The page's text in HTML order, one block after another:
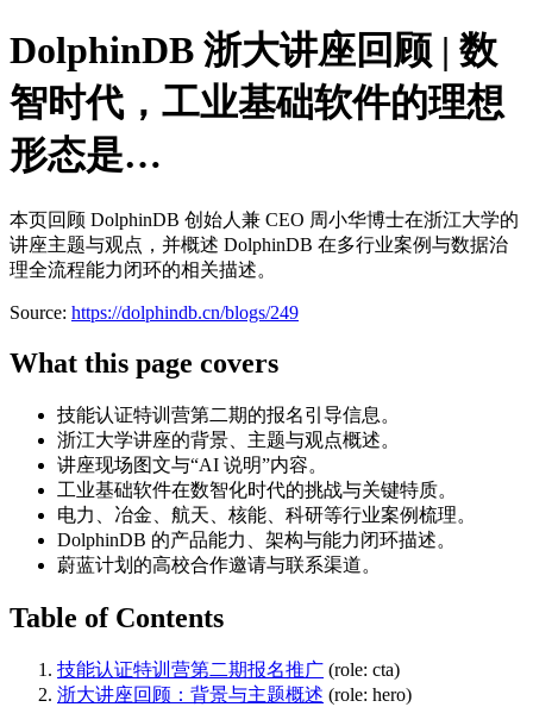
DolphinDB 浙大讲座回顾 | 数
智时代，工业基础软件的理想
形态是…
本页回顾 DolphinDB 创始人兼 CEO 周小华博士在浙江大学的
讲座主题与观点，并概述 DolphinDB 在多行业案例与数据治
理全流程能力闭环的相关描述。
Source: https://dolphindb.cn/blogs/249
What this page covers
技能认证特训营第二期的报名引导信息。
浙江大学讲座的背景、主题与观点概述。
讲座现场图文与“AI 说明”内容。
工业基础软件在数智化时代的挑战与关键特质。
电力、冶金、航天、核能、科研等行业案例梳理。
DolphinDB 的产品能力、架构与能力闭环描述。
蔚蓝计划的高校合作邀请与联系渠道。
Table of Contents
技能认证特训营第二期报名推广 (role: cta)
浙大讲座回顾：背景与主题概述 (role: hero)